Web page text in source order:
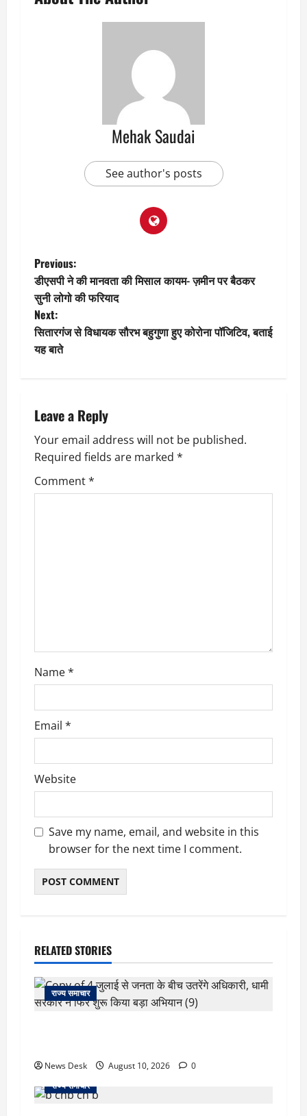
Mehak Saudai
See author's posts
P
o
s
t
a
v
i
g
Previous:
डीएसपी ने की मानवता की मिसाल कायम- ज़मीन पर बैठकर
सुनी लोगो की फरियाद
Next:
सितारगंज से विधायक सौरभ बहुगुणा हुए कोरोना पॉजिटिव, बताई
यह बाते
Leave a Reply
Your email address will not be published.
Required fields are marked *
Comment*
Name*
Email *
Website
Save my name, email, and website in this
browser for the next time I comment.
RELATED STORIES
राज्य समाचार
News Desk August 10, 2026
0
राज्य समाचार